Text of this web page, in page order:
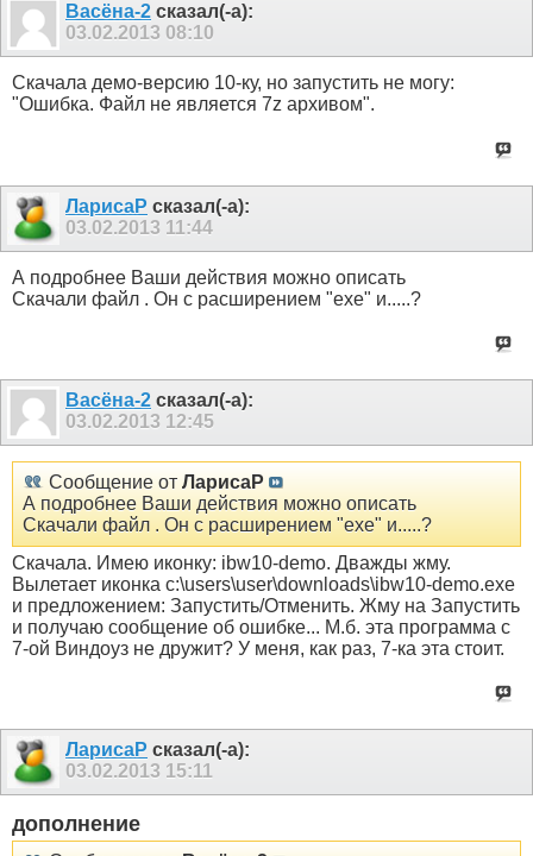
Васёна-2 сказал(-а):
03.02.2013 08:10
Скачала демо-версию 10-ку, но запустить не могу:
"Ошибка. Файл не является 7z архивом".
ЛарисаР сказал(-а):
03.02.2013 11:44
А подробнее Ваши действия можно описать
Скачали файл . Он с расширением "exe" и.....?
Васёна-2 сказал(-а):
03.02.2013 12:45
Сообщение от ЛарисаР
А подробнее Ваши действия можно описать
Скачали файл . Он с расширением "exe" и.....?
Скачала. Имею иконку: ibw10-demo. Дважды жму.
Вылетает иконка c:\users\user\downloads\ibw10-demo.exe
и предложением: Запустить/Отменить. Жму на Запустить
и получаю сообщение об ошибке... М.б. эта программа с
7-ой Виндоуз не дружит? У меня, как раз, 7-ка эта стоит.
ЛарисаР сказал(-а):
03.02.2013 15:11
дополнение